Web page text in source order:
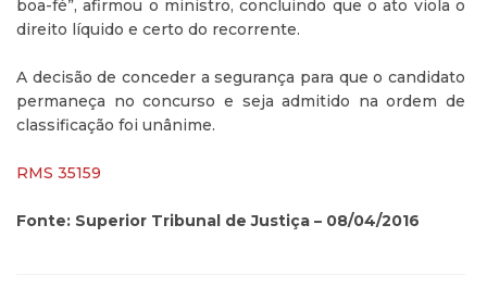
boa-fé”, afirmou o ministro, concluindo que o ato viola o
direito líquido e certo do recorrente.
A decisão de conceder a segurança para que o candidato
permaneça no concurso e seja admitido na ordem de
classificação foi unânime.
RMS 35159
Fonte: Superior Tribunal de Justiça – 08/04/2016